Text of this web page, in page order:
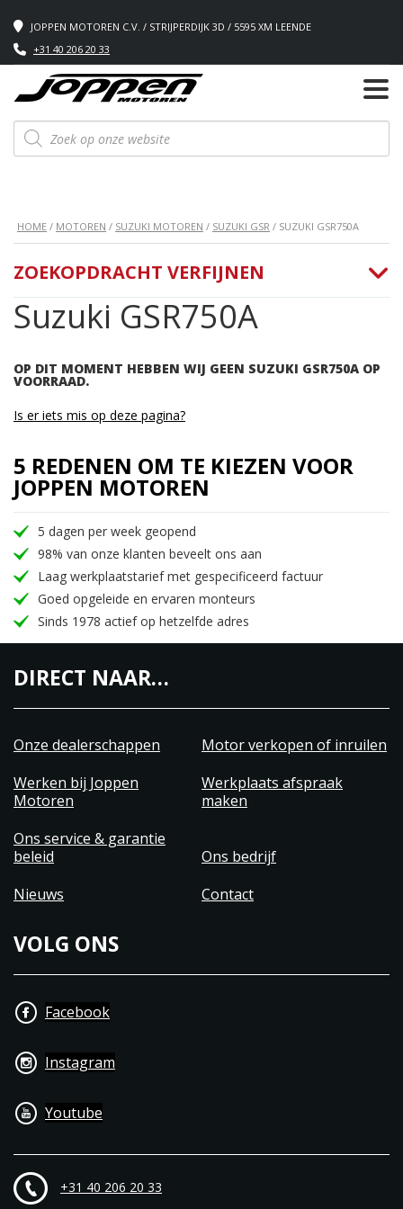
JOPPEN MOTOREN C.V. / STRIJPERDIJK 3D / 5595 XM LEENDE
+31 40 206 20 33
Producten
zoeken
HOME / MOTOREN / SUZUKI MOTOREN / SUZUKI GSR / SUZUKI GSR750A
Suzuki GSR750A
OP DIT MOMENT HEBBEN WIJ GEEN SUZUKI GSR750A OP
VOORRAAD.
ZOEKOPDRACHT VERFIJNEN
Is er iets mis op deze pagina?
5 REDENEN OM TE KIEZEN VOOR
JOPPEN MOTOREN
5 dagen per week geopend
98% van onze klanten beveelt ons aan
Laag werkplaatstarief met gespecificeerd factuur
Goed opgeleide en ervaren monteurs
Sinds 1978 actief op hetzelfde adres
DIRECT NAAR…
Onze dealerschappen
Motor verkopen of inruilen
Werken bij Joppen
Motoren
Werkplaats afspraak
maken
Ons service & garantie
beleid
Ons bedrijf
Nieuws
Contact
VOLG ONS
Facebook
Instagram
Youtube
+31 40 206 20 33